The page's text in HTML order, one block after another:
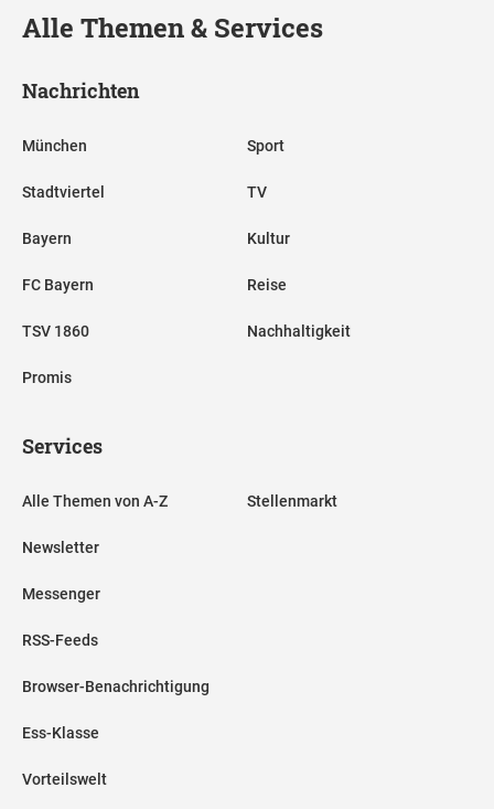
Alle Themen & Services
Nachrichten
München
Stadtviertel
Bayern
FC Bayern
TSV 1860
Promis
Sport
TV
Kultur
Reise
Nachhaltigkeit
Services
Alle Themen von A-Z
Newsletter
Messenger
RSS-Feeds
Browser-Benachrichtigung
Ess-Klasse
Vorteilswelt
Stellenmarkt